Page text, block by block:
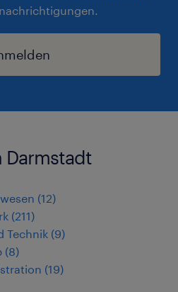
Darmstadt
(12)
(211)
Technik (9)
(8)
(19)